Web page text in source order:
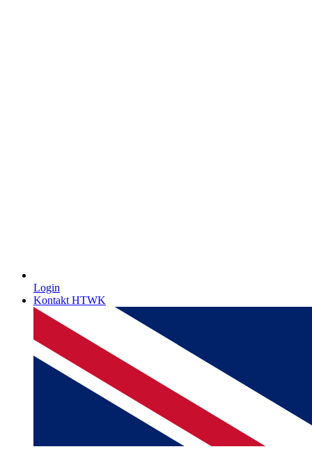
Login
Kontakt HTWK